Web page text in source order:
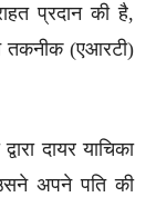
प्रदान की है,
तकनीक (एआरटी)
दायर याचिका
अपने पति की